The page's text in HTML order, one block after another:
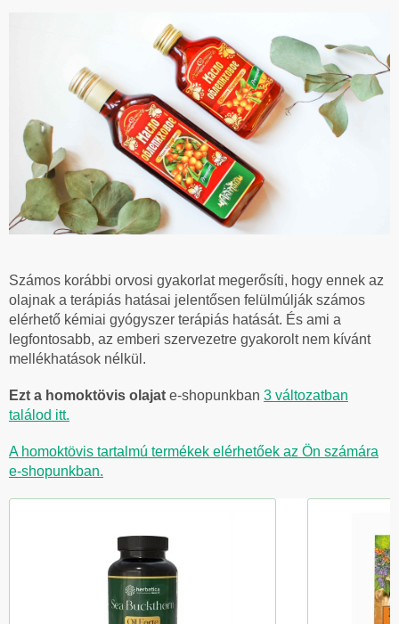
Számos korábbi orvosi gyakorlat megerősíti, hogy ennek az
olajnak a terápiás hatásai jelentősen felülmúlják számos
elérhető kémiai gyógyszer terápiás hatását. És ami a
legfontosabb, az emberi szervezetre gyakorolt ​​nem kívánt
mellékhatások nélkül.
Ezt a homoktövis olajat e-shopunkban 3 változatban
találod itt.
A homoktövis tartalmú termékek elérhetőek az Ön számára
e-shopunkban.